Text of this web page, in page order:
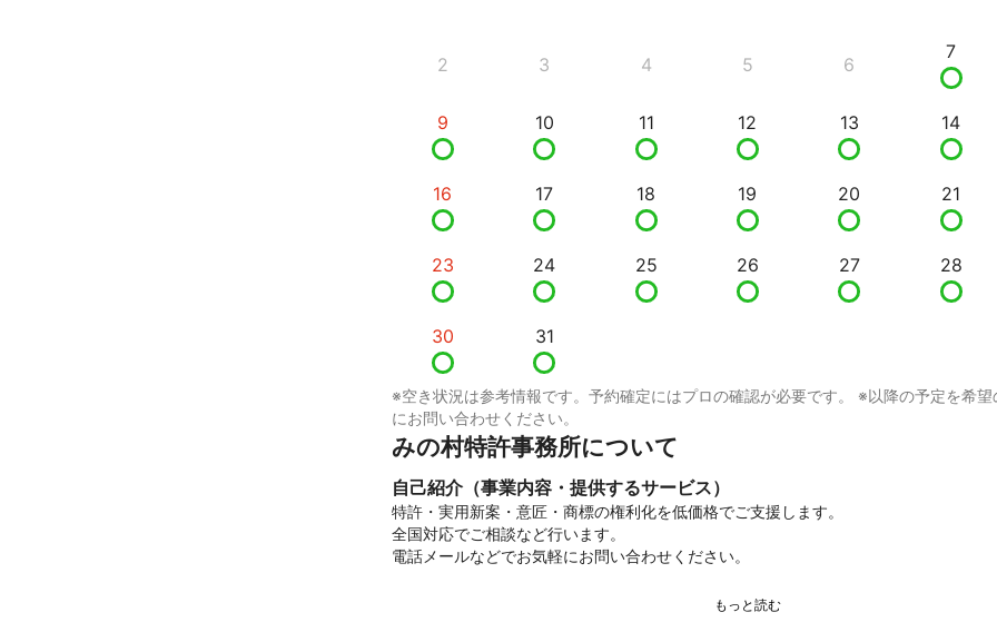
2 3 4 5 6
7
9 10 11 12 13 14
16 17 18 19 20 21
23 24 25 26 27 28
30 31
※空き状況は参考情報です。予約確定にはプロの確認が必要です。 ※以降の予定を希
にお問い合わせください。
みの村特許事務所について
自己紹介（事業内容・提供するサービス）
特許・実用新案・意匠・商標の権利化を低価格でご支援します。
全国対応でご相談など行います。